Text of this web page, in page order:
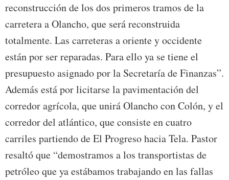
reconstrucción de los dos primeros tramos de la
carretera a Olancho, que será reconstruida
totalmente. Las carreteras a oriente y occidente
están por ser reparadas. Para ello ya se tiene el
presupuesto asignado por la Secretaría de Finanzas”.
Además está por licitarse la pavimentación del
corredor agrícola, que unirá Olancho con Colón, y el
corredor del atlántico, que consiste en cuatro
carriles partiendo de El Progreso hacia Tela. Pastor
resaltó que “demostramos a los transportistas de
petróleo que ya estábamos trabajando en las fallas